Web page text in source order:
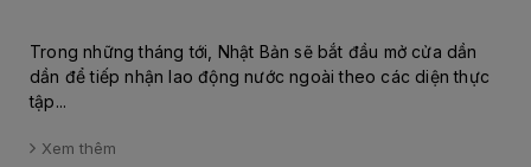
Trong những tháng tới, Nhật Bản sẽ bắt đầu mở cửa dần
dần để tiếp nhận lao động nước ngoài theo các diện thực
tập...
Xem thêm